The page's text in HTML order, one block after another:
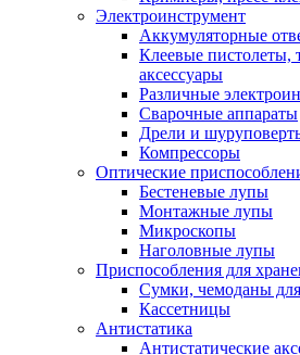
Электроинструмент
Аккумуляторные
Клеевые пистолеты,
аксессуары
Различные
Сварочные аппараты
Дрели и
Компрессоры
Оптические
Бестеневые лупы
Монтажные лупы
Микроскопы
Наголовные лупы
Приспособления для
Сумки, чемоданы
Кассетницы
Антистатика
Антистатические